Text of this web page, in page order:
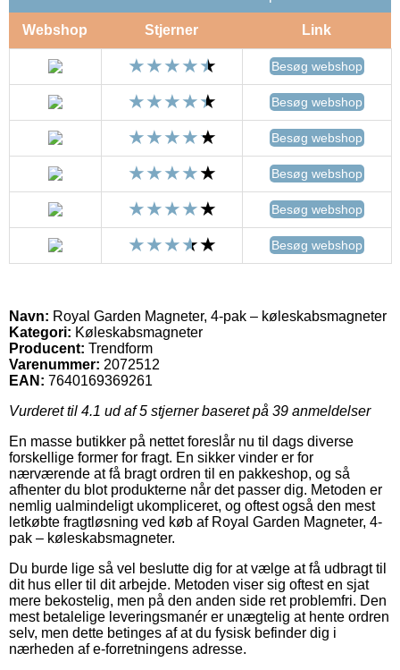
Webshop Stjerner Link
Besøg webshop
Besøg webshop
Besøg webshop
Besøg webshop
Besøg webshop
Besøg webshop
Navn: Royal Garden Magneter, 4-pak – køleskabsmagneter
Kategori: Køleskabsmagneter
Producent: Trendform
Varenummer: 2072512
EAN: 7640169369261
Vurderet til 4.1 ud af 5 stjerner baseret på 39 anmeldelser
En masse butikker på nettet foreslår nu til dags diverse
forskellige former for fragt. En sikker vinder er for
nærværende at få bragt ordren til en pakkeshop, og så
afhenter du blot produkterne når det passer dig. Metoden er
nemlig ualmindeligt ukompliceret, og oftest også den mest
letkøbte fragtløsning ved køb af Royal Garden Magneter, 4-
pak – køleskabsmagneter.
Du burde lige så vel beslutte dig for at vælge at få udbragt til
dit hus eller til dit arbejde. Metoden viser sig oftest en sjat
mere bekostelig, men på den anden side ret problemfri. Den
mest betalelige leveringsmanér er unægtelig at hente ordren
selv, men dette betinges af at du fysisk befinder dig i
nærheden af e-forretningens adresse.